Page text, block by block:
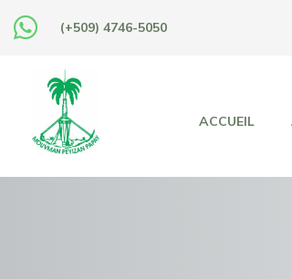
(+509) 4746-5050
ACCUEIL